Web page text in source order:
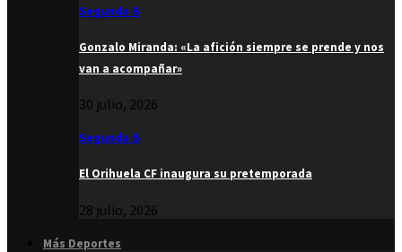
Segunda B
Gonzalo Miranda: «La afición siempre se prende y nos
van a acompañar»
30 julio, 2026
Segunda B
El Orihuela CF inaugura su pretemporada
28 julio, 2026
Más Deportes